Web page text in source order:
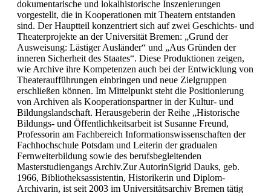
dokumentarische und lokalhistorische Inszenierungen
vorgestellt, die in Kooperationen mit Theatern entstanden
sind. Der Hauptteil konzentriert sich auf zwei Geschichts- und
Theaterprojekte an der Universität Bremen: „Grund der
Ausweisung: Lästiger Ausländer“ und „Aus Gründen der
inneren Sicherheit des Staates“. Diese Produktionen zeigen,
wie Archive ihre Kompetenzen auch bei der Entwicklung von
Theateraufführungen einbringen und neue Zielgruppen
erschließen können. Im Mittelpunkt steht die Positionierung
von Archiven als Kooperationspartner in der Kultur- und
Bildungslandschaft. Herausgeberin der Reihe „Historische
Bildungs- und Öffentlichkeitsarbeit ist Susanne Freund,
Professorin am Fachbereich Informationswissenschaften der
Fachhochschule Potsdam und Leiterin der gradualen
Fernweiterbildung sowie des berufsbegleitenden
Masterstudiengangs Archiv.Zur AutorinSigrid Dauks, geb.
1966, Bibliotheksassistentin, Historikerin und Diplom-
Archivarin, ist seit 2003 im Universitätsarchiv Bremen tätig